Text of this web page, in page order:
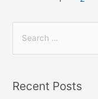
Recent Posts